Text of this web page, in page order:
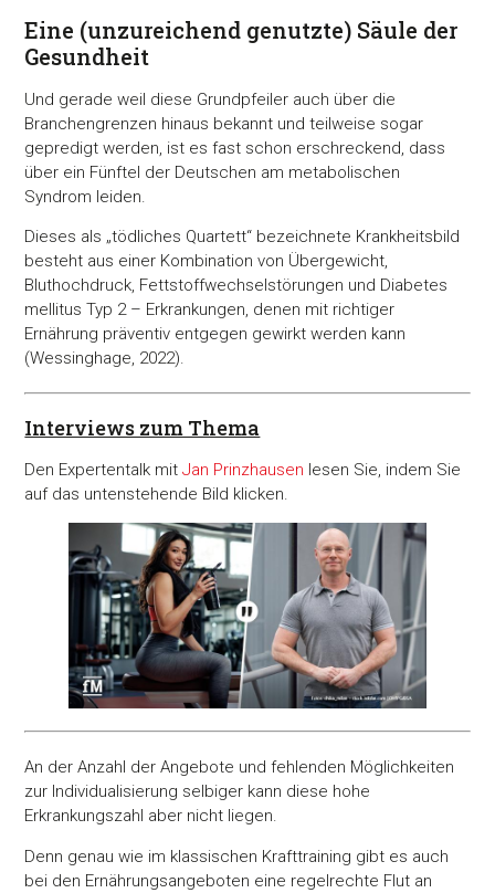
Eine (unzureichend genutzte) Säule der
Gesundheit
Und gerade weil diese Grundpfeiler auch über die
Branchengrenzen hinaus bekannt und teilweise sogar
gepredigt werden, ist es fast schon erschreckend, dass
über ein Fünftel der Deutschen am metabolischen
Syndrom leiden.
Dieses als „tödliches Quartett“ bezeichnete Krankheitsbild
besteht aus einer Kombination von Übergewicht,
Bluthochdruck, Fettstoffwechselstörungen und Diabetes
mellitus Typ 2 – Erkrankungen, denen mit richtiger
Ernährung präventiv entgegen gewirkt werden kann
(Wessinghage, 2022).
Interviews zum Thema
Den Expertentalk mitJan Prinzhausen lesen Sie, indem Sie
auf das untenstehende Bild klicken.
An der Anzahl der Angebote und fehlenden Möglichkeiten
zur Individualisierung selbiger kann diese hohe
Erkrankungszahl aber nicht liegen.
Denn genau wie im klassischen Krafttraining gibt es auch
bei den Ernährungsangeboten eine regelrechte Flut an